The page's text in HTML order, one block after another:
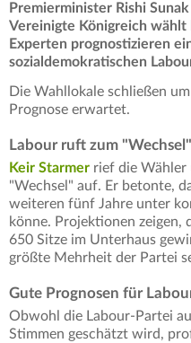
Premierminister Rishi
Vereinigte Königreich wählt
Experten prognostizieren
sozialdemokratischen
Die Wahllokale schließen
Prognose erwartet.
Labour ruft zum
Keir Starmer rief die Wähler
"Wechsel" auf. Er betonte,
weiteren fünf Jahre unter
könne. Projektionen zeigen,
650 Sitze im Unterhaus
größte Mehrheit der Partei
Gute Prognosen für
Obwohl die Labour-Partei
Stimmen geschätzt wird,